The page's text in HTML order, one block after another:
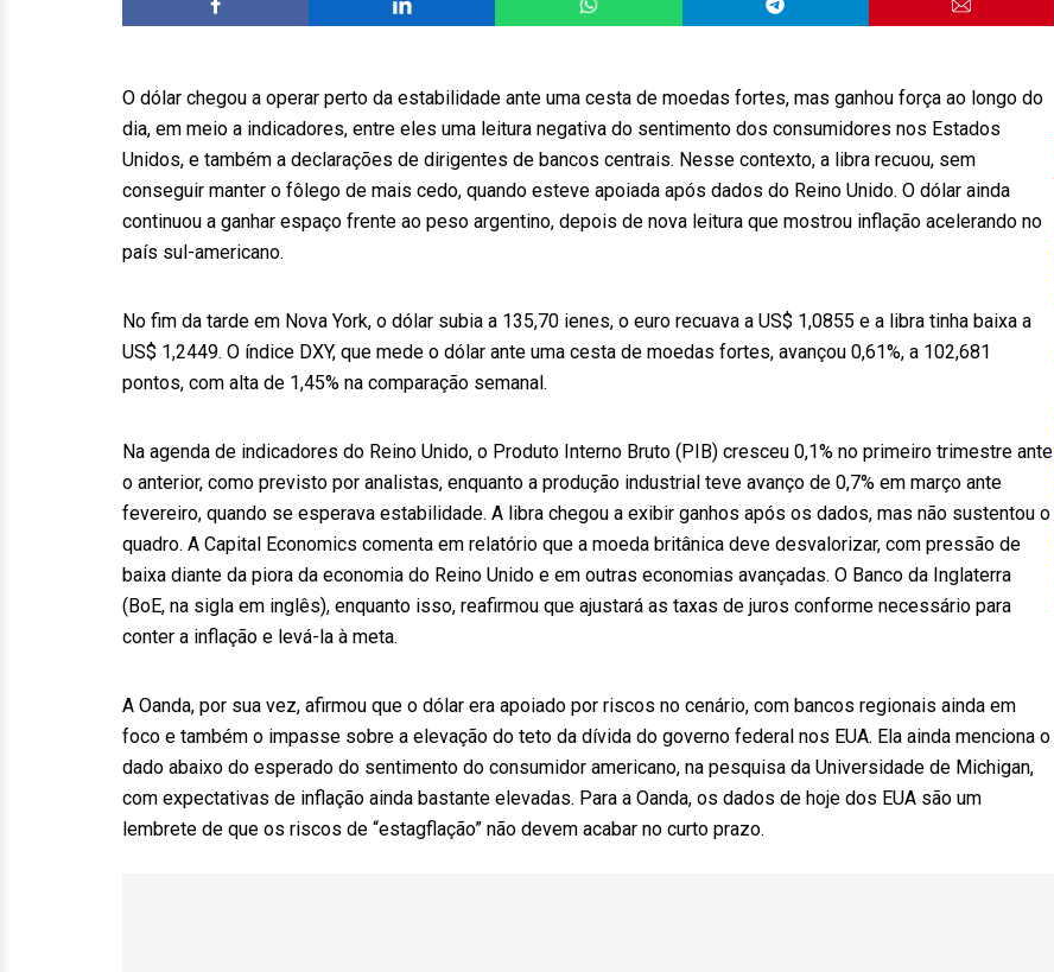
O dólar chegou a operar perto da estabilidade ante uma cesta de moedas fortes, mas ganhou força ao longo do
dia, em meio a indicadores, entre eles uma leitura negativa do sentimento dos consumidores nos Estados
Unidos, e também a declarações de dirigentes de bancos centrais. Nesse contexto, a libra recuou, sem
conseguir manter o fôlego de mais cedo, quando esteve apoiada após dados do Reino Unido. O dólar ainda
continuou a ganhar espaço frente ao peso argentino, depois de nova leitura que mostrou inflação acelerando no
país sul-americano.
No fim da tarde em Nova York, o dólar subia a 135,70 ienes, o euro recuava a US$ 1,0855 e a libra tinha baixa a
US$ 1,2449. O índice DXY, que mede o dólar ante uma cesta de moedas fortes, avançou 0,61%, a 102,681
pontos, com alta de 1,45% na comparação semanal.
Na agenda de indicadores do Reino Unido, o Produto Interno Bruto (PIB) cresceu 0,1% no primeiro trimestre ante
o anterior, como previsto por analistas, enquanto a produção industrial teve avanço de 0,7% em março ante
fevereiro, quando se esperava estabilidade. A libra chegou a exibir ganhos após os dados, mas não sustentou o
quadro. A Capital Economics comenta em relatório que a moeda britânica deve desvalorizar, com pressão de
baixa diante da piora da economia do Reino Unido e em outras economias avançadas. O Banco da Inglaterra
(BoE, na sigla em inglês), enquanto isso, reafirmou que ajustará as taxas de juros conforme necessário para
conter a inflação e levá-la à meta.
A Oanda, por sua vez, afirmou que o dólar era apoiado por riscos no cenário, com bancos regionais ainda em
foco e também o impasse sobre a elevação do teto da dívida do governo federal nos EUA. Ela ainda menciona o
dado abaixo do esperado do sentimento do consumidor americano, na pesquisa da Universidade de Michigan,
com expectativas de inflação ainda bastante elevadas. Para a Oanda, os dados de hoje dos EUA são um
lembrete de que os riscos de “estagflação” não devem acabar no curto prazo.